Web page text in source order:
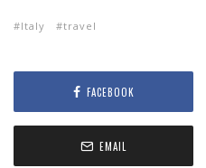
Italy travel
FACEBOOK
EMAIL